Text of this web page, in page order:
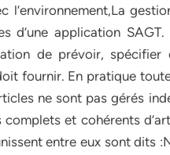
l’environnement,La
d’une application
de prévoir,
fournir. En pratique
ne sont pas gérés
et cohérents
entre eux sont dits